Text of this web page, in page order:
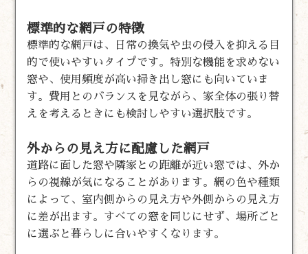
標準的な網戸の特徴
標準的な網戸は、日常の換気や虫の侵入を抑える目
的で使いやすいタイプです。特別な機能を求めない
窓や、使用頻度が高い掃き出し窓にも向いていま
す。費用とのバランスを見ながら、家全体の張り替
えを考えるときにも検討しやすい選択肢です。
外からの見え方に配慮した網戸
道路に面した窓や隣家との距離が近い窓では、外か
らの視線が気になることがあります。網の色や種類
によって、室内側からの見え方や外側からの見え方
に差が出ます。すべての窓を同じにせず、場所ごと
に選ぶと暮らしに合いやすくなります。